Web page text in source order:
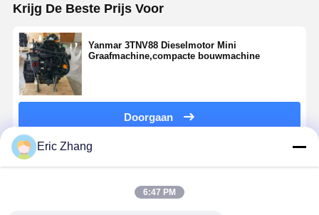
Krijg De Beste Prijs Voor
Yanmar 3TNV88 Dieselmotor Mini
Graafmachine,compacte bouwmachine
Doorgaan
Geadviseerde Producten
Eric Zhang
6:47 PM